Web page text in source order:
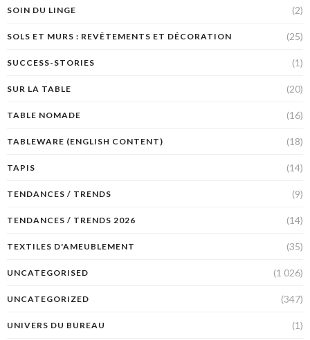
SOIN DU LINGE (2)
SOLS ET MURS : REVÊTEMENTS ET DÉCORATION (25)
SUCCESS-STORIES (1)
SUR LA TABLE (20)
TABLE NOMADE (16)
TABLEWARE (ENGLISH CONTENT) (18)
TAPIS (14)
TENDANCES / TRENDS (9)
TENDANCES / TRENDS 2026 (14)
TEXTILES D'AMEUBLEMENT (35)
UNCATEGORISED (1 026)
UNCATEGORIZED (347)
UNIVERS DU BUREAU (1)